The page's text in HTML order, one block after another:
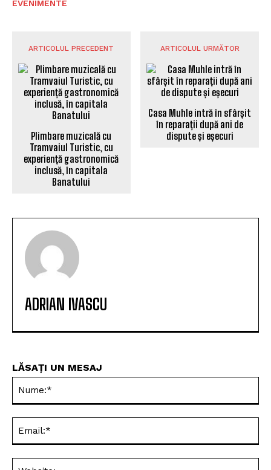
EVENIMENTE
ARTICOLUL PRECEDENT
Plimbare muzicală cu
Tramvaiul Turistic, cu
experiență gastronomică
inclusă, în capitala
Banatului
ARTICOLUL URMĂTOR
Casa Muhle intră în sfârșit
în reparații după ani de
dispute și eșecuri
ADRIAN IVASCU
LĂSAȚI UN MESAJ